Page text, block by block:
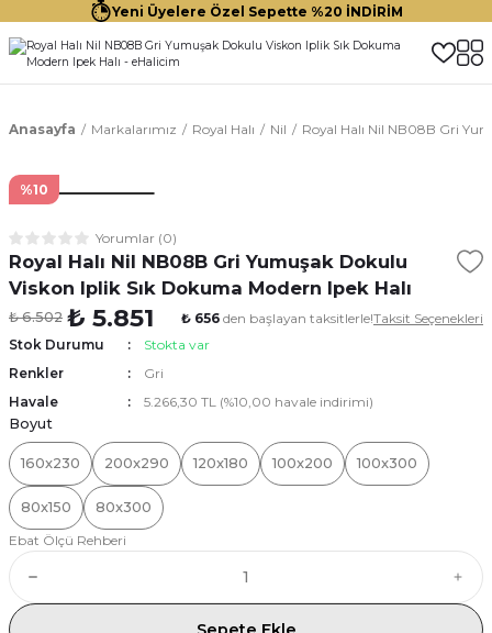
Yeni Üyelere Özel Sepette %20 İNDİRİM
Anasayfa Markalarımız Royal Halı Nil Royal Halı Nil NB08B Gri
%10
Yorumlar (0)
Royal Halı Nil NB08B Gri Yumuşak Dokulu
Viskon Iplik Sık Dokuma Modern Ipek Halı
₺ 6.502 ₺ 5.851 ₺ 656 den başlayan taksitlerle!Taksit Seçenekleri
Stok Durumu
Stokta var
Renkler
Gri
Havale
5.266,30 TL (%10,00 havale indirimi)
Boyut
160x230 200x290 120x180 100x200 100x300
80x150
80x300
Ebat Ölçü Rehberi